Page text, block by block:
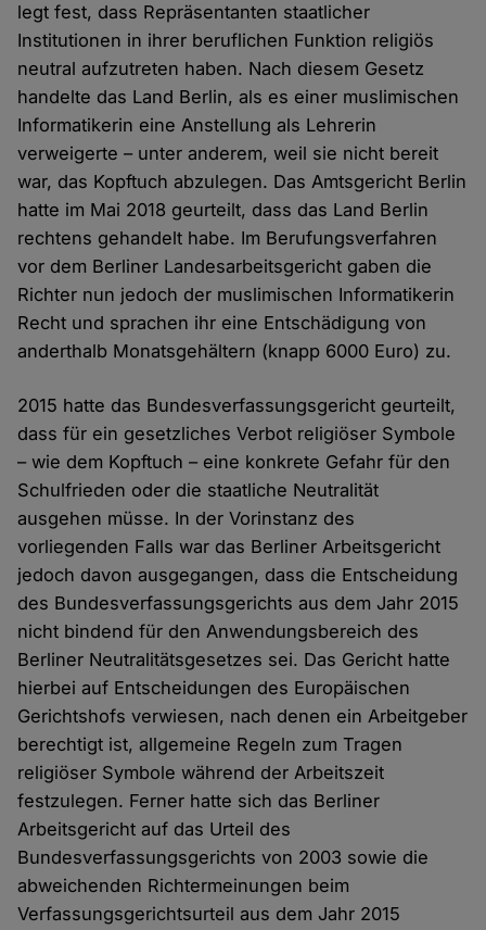
legt fest, dass Repräsentanten staatlicher
Institutionen in ihrer beruflichen Funktion religiös
neutral aufzutreten haben. Nach diesem Gesetz
handelte das Land Berlin, als es einer muslimischen
Informatikerin eine Anstellung als Lehrerin
verweigerte – unter anderem, weil sie nicht bereit
war, das Kopftuch abzulegen. Das Amtsgericht Berlin
hatte im Mai 2018 geurteilt, dass das Land Berlin
rechtens gehandelt habe. Im Berufungsverfahren
vor dem Berliner Landesarbeitsgericht gaben die
Richter nun jedoch der muslimischen Informatikerin
Recht und sprachen ihr eine Entschädigung von
anderthalb Monatsgehältern (knapp 6000 Euro) zu.
2015 hatte das Bundesverfassungsgericht geurteilt,
dass für ein gesetzliches Verbot religiöser Symbole
– wie dem Kopftuch – eine konkrete Gefahr für den
Schulfrieden oder die staatliche Neutralität
ausgehen müsse. In der Vorinstanz des
vorliegenden Falls war das Berliner Arbeitsgericht
jedoch davon ausgegangen, dass die Entscheidung
des Bundesverfassungsgerichts aus dem Jahr 2015
nicht bindend für den Anwendungsbereich des
Berliner Neutralitätsgesetzes sei. Das Gericht hatte
hierbei auf Entscheidungen des Europäischen
Gerichtshofs verwiesen, nach denen ein Arbeitgeber
berechtigt ist, allgemeine Regeln zum Tragen
religiöser Symbole während der Arbeitszeit
festzulegen. Ferner hatte sich das Berliner
Arbeitsgericht auf das Urteil des
Bundesverfassungsgerichts von 2003 sowie die
abweichenden Richtermeinungen beim
Verfassungsgerichtsurteil aus dem Jahr 2015